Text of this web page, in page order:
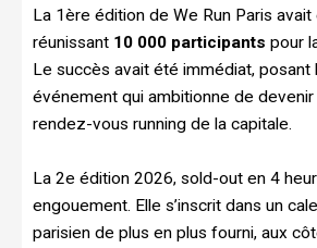
La 1ère édition de We Run Paris avait
réunissant 10 000 participants pour
Le succès avait été immédiat, posant
événement qui ambitionne de devenir
rendez-vous running de la capitale.
La 2e édition 2026, sold-out en 4
engouement. Elle s’inscrit dans un
parisien de plus en plus fourni, aux